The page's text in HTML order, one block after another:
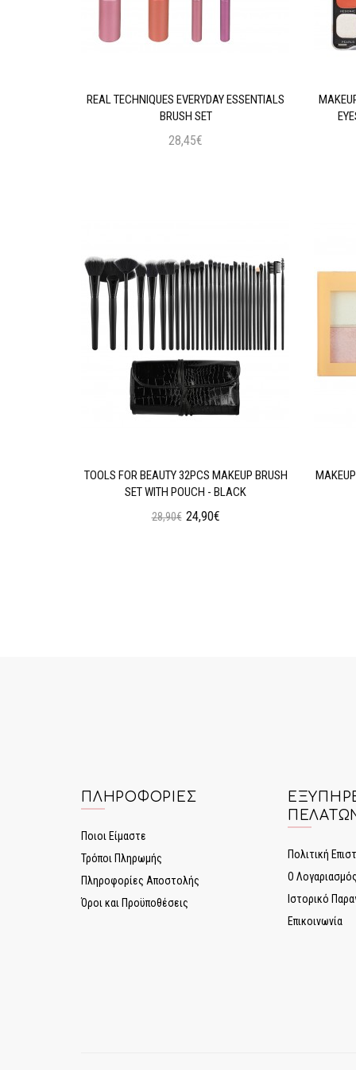
REAL TECHNIQUES EVERYDAY ESSENTIALS
BRUSH SET
28,45€
TOOLS FOR BEAUTY 32PCS MAKEUP BRUSH
SET WITH POUCH - BLACK
28,90€ 24,90€
ΠΛΗΡΟΦΟΡΊΕΣ
Ποιοι Είμαστε
Τρόποι Πληρωμής
Πληροφορίες Αποστολής
Όροι και Προϋποθέσεις
Πολιτική
Ο
Ιστορικό
Επικοινωνία